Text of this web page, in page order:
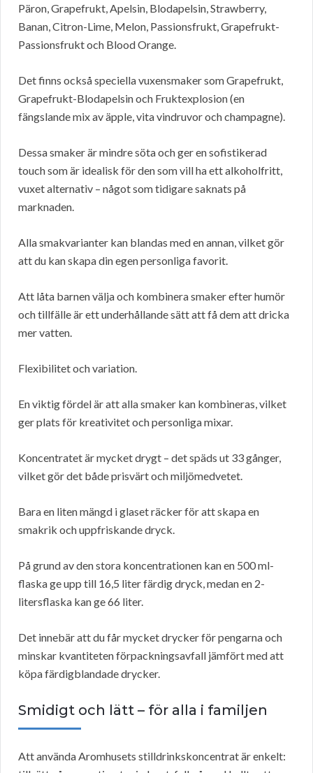
Päron, Grapefrukt, Apelsin, Blodapelsin, Strawberry,
Banan, Citron-Lime, Melon, Passionsfrukt, Grapefrukt-
Passionsfrukt och Blood Orange.
Det finns också speciella vuxensmaker som Grapefrukt,
Grapefrukt-Blodapelsin och Fruktexplosion (en
fängslande mix av äpple, vita vindruvor och champagne).
Dessa smaker är mindre söta och ger en sofistikerad
touch som är idealisk för den som vill ha ett alkoholfritt,
vuxet alternativ – något som tidigare saknats på
marknaden.
Alla smakvarianter kan blandas med en annan, vilket gör
att du kan skapa din egen personliga favorit.
Att låta barnen välja och kombinera smaker efter humör
och tillfälle är ett underhållande sätt att få dem att dricka
mer vatten.
Flexibilitet och variation.
En viktig fördel är att alla smaker kan kombineras, vilket
ger plats för kreativitet och personliga mixar.
Koncentratet är mycket drygt – det späds ut 33 gånger,
vilket gör det både prisvärt och miljömedvetet.
Bara en liten mängd i glaset räcker för att skapa en
smakrik och uppfriskande dryck.
På grund av den stora koncentrationen kan en 500 ml-
flaska ge upp till 16,5 liter färdig dryck, medan en 2-
litersflaska kan ge 66 liter.
Det innebär att du får mycket drycker för pengarna och
minskar kvantiteten förpackningsavfall jämfört med att
köpa färdigblandade drycker.
Smidigt och lätt – för alla i familjen
Att använda Aromhusets stilldrinkskoncentrat är enkelt: